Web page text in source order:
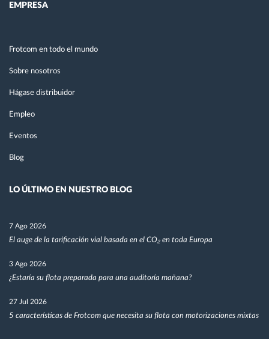
EMPRESA
Frotcom en todo el mundo
Sobre nosotros
Hágase distribuidor
Empleo
Eventos
Blog
LO ÚLTIMO EN NUESTRO BLOG
7 Ago 2026
El auge de la tarificación vial basada en el CO₂ en toda Europa
3 Ago 2026
¿Estaría su flota preparada para una auditoría mañana?
27 Jul 2026
5 características de Frotcom que necesita su flota con motorizaciones mixtas